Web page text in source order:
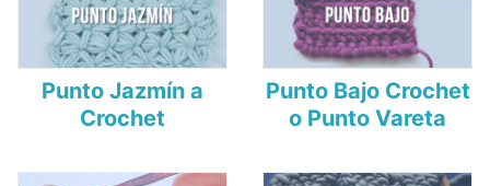
Punto Jazmín a
Crochet
Punto Bajo Crochet
o Punto Vareta